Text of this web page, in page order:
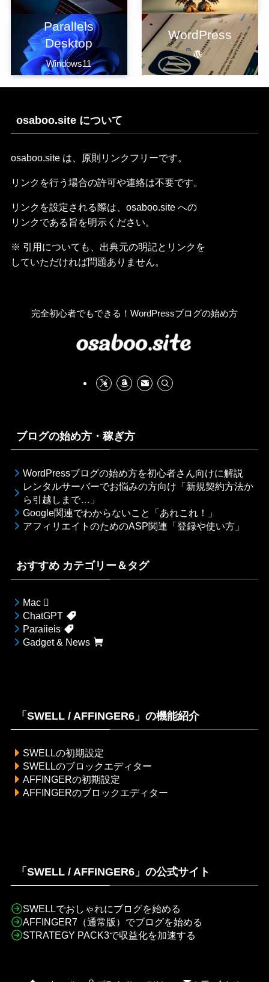
Parallels
Desktop
Windows11
WordPress
osaboo.site について
osaboo.site は、原則リンクフリーです。
リンクを行う場合の許可や連絡は不要です。
リンクを設定される際は、osaboo.site への
リンクである旨を明示ください。
※ 引用についても、出典元の明記とリンクを
していただければ問題ありません。
完全初心者でもできる！WordPressブログの始め方
ブログの始め方・稼ぎ方
WordPressブログの始め方を初心者さん向けに解説
レンタルサーバーでお悩みの方向け「新規契約方法か
ら引越しまで…」
Google関連でわからないこと「あれこれ！」
アフィリエイトのためのASP関連「登録や使い方」
おすすめ カテゴリー＆タグ
Mac 
ChatGPT
Paraiieis
Gadget & News
「SWELL / AFFINGER6」の機能紹介
SWELLの初期設定
SWELLのブロックエディター
AFFINGERの初期設定
AFFINGERのブロックエディター
「SWELL / AFFINGER6」の公式サイト
SWELLでおしゃれにブログを始める
AFFINGER7（通常版）でブログを始める
STRATEGY PACK3で収益化を加速する